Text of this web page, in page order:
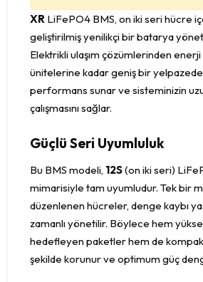
XR LiFePO4 BMS, on iki seri hücre
geliştirilmiş yenilikçi bir batarya
Elektrikli ulaşım çözümlerinden
ünitelerine kadar geniş bir
performans sunar ve sisteminizin
çalışmasını sağlar.
Güçlü Seri Uyumluluk
Bu BMS modeli, 12S(on iki seri)
mimarisiyle tam uyumludur. Tek bir
düzenlenen hücreler, denge kaybı
zamanlı yönetilir. Böylece hem
hedefleyen paketler hem de
şekilde korunur ve optimum güç